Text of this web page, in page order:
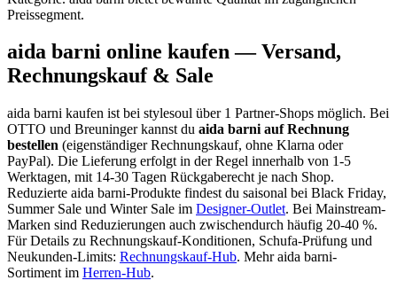
Preissegment.
aida barni online kaufen — Versand,
Rechnungskauf & Sale
aida barni kaufen ist bei stylesoul über 1 Partner-Shops möglich. Bei
OTTO und Breuninger kannst du aida barni auf Rechnung
bestellen (eigenständiger Rechnungskauf, ohne Klarna oder
PayPal). Die Lieferung erfolgt in der Regel innerhalb von 1-5
Werktagen, mit 14-30 Tagen Rückgaberecht je nach Shop.
Reduzierte aida barni-Produkte findest du saisonal bei Black Friday,
Summer Sale und Winter Sale im Designer-Outlet. Bei Mainstream-
Marken sind Reduzierungen auch zwischendurch häufig 20-40 %.
Für Details zu Rechnungskauf-Konditionen, Schufa-Prüfung und
Neukunden-Limits: Rechnungskauf-Hub. Mehraida barni-
Sortiment im Herren-Hub.